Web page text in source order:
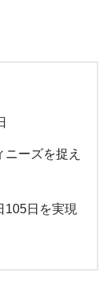
ーズを捉え
105日を実現